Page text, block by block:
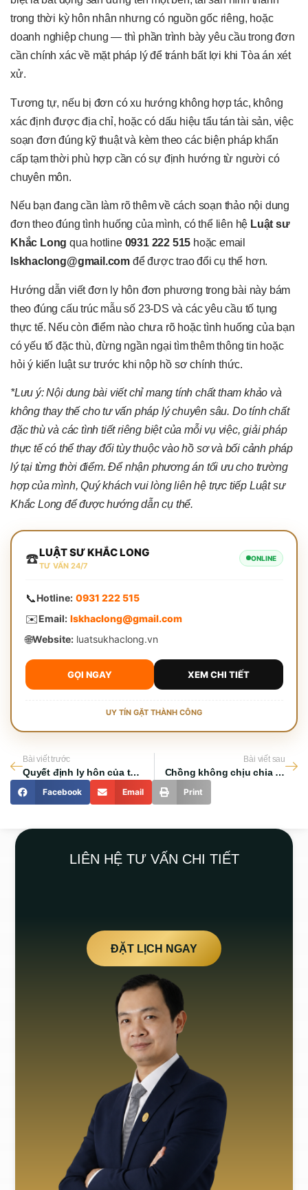
trong thời kỳ hôn nhân nhưng có nguồn gốc riêng, hoặc
doanh nghiệp chung — thì phần trình bày yêu cầu trong đơn
cần chính xác về mặt pháp lý để tránh bất lợi khi Tòa án xét
xử.
Tương tự, nếu bị đơn có xu hướng không hợp tác, không
xác định được địa chỉ, hoặc có dấu hiệu tẩu tán tài sản, việc
soạn đơn đúng kỹ thuật và kèm theo các biện pháp khẩn
cấp tạm thời phù hợp cần có sự định hướng từ người có
chuyên môn.
Nếu bạn đang cần làm rõ thêm về cách soạn thảo nội dung
đơn theo đúng tình huống của mình, có thể liên hệ Luật sư
Khắc Long qua hotline 0931 222 515 hoặc email
lskhaclong@gmail.com để được trao đổi cụ thể hơn.
Hướng dẫn viết đơn ly hôn đơn phương trong bài này bám
theo đúng cấu trúc mẫu số 23-DS và các yêu cầu tố tụng
thực tế. Nếu còn điểm nào chưa rõ hoặc tình huống của bạn
có yếu tố đặc thù, đừng ngần ngại tìm thêm thông tin hoặc
hỏi ý kiến luật sư trước khi nộp hồ sơ chính thức.
*Lưu ý: Nội dung bài viết chỉ mang tính chất tham khảo và
không thay thế cho tư vấn pháp lý chuyên sâu. Do tính chất
đặc thù và các tình tiết riêng biệt của mỗi vụ việc, giải pháp
thực tế có thể thay đổi tùy thuộc vào hồ sơ và bối cảnh pháp
lý tại từng thời điểm. Để nhận phương án tối ưu cho trường
hợp của mình, Quý khách vui lòng liên hệ trực tiếp Luật sư
Khắc Long để được hướng dẫn cụ thể.
☎️LUẬT SƯ KHẮC LONG
TƯ VẤN 24/7
ONLINE
📞Hotline: 0931 222 515
✉️Email: lskhaclong@gmail.com
🌐Website:luatsukhaclong.vn
GỌI NGAY XEM CHI TIẾT
UY TÍN GẶT THÀNH CÔNG
Bài viết trước
Quyết định ly hôn của tòa án và những quy định quan trọng cần biết
Bài viết sau
Chồng không chịu chia tài sản và rủi ro mất trắng quyền lợi
Facebook Email Print
LIÊN HỆ TƯ VẤN CHI TIẾT
ĐẶT LỊCH NGAY